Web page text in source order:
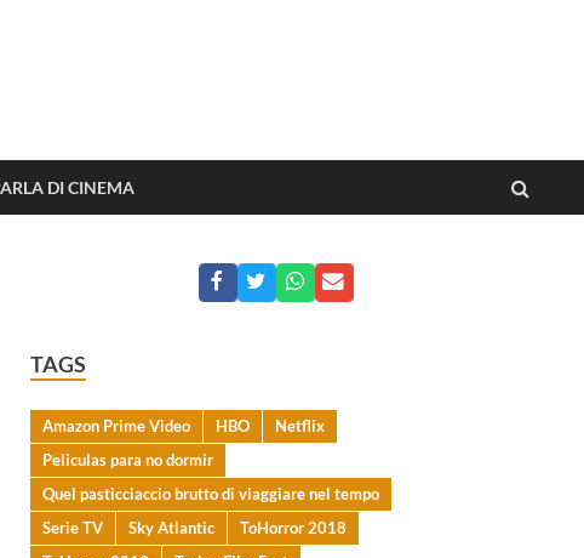
DI CINEMA
TAGS
Amazon Prime Video HBO
Netflix
Peliculas para no dormir
Quel pasticciaccio brutto di viaggiare nel tempo
Serie TV
Sky Atlantic
ToHorror 2018